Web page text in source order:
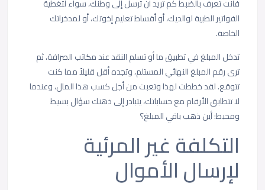
فأنت تعرف بالضبط كم تريد أن ترسل إلى وطنك، سواء لتغطية
الفواتير الطبية لوالديك، أو أقساط تعليم إخوتك، أو لمدخراتك
الخاصة.
تدخل المبلغ في تطبيق ما أو تسلم النقد عند مكاتب الصرافة، ثم
ترى رقم المبلغ النهائي المستلم، وتجده أقل قليلاً مما كنت
تتوقع. لقد خططت لهذا وتعبت من أجل كسب هذا المال، وعندما
لا تتطابق الأرقام مع حساباتك، يتبادر إلى ذهنك سؤال بسيط
ومحبط: أين ذهب باقي المبلغ؟
التكلفة غير المرئية
لإرسال الأموال